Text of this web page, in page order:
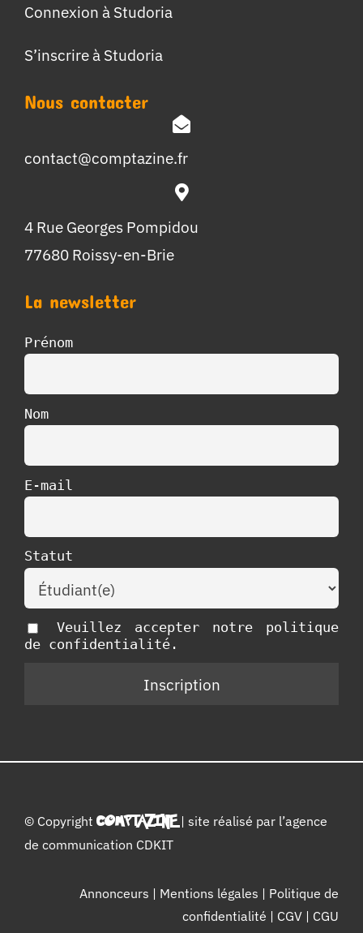
Connexion à Studoria
S’inscrire à Studoria
Nous contacter
contact@comptazine.fr
4 Rue Georges Pompidou
77680 Roissy-en-Brie
La newsletter
Prénom
Nom
E-mail
Statut
Veuillez accepter notre politique
de confidentialité.
© Copyright COMPTAZINE| site réalisé par l’agence
de communication CDKIT
Annonceurs | Mentions légales | Politique de
confidentialité | CGV | CGU